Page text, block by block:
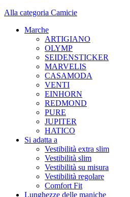
Alla categoria Camicie
Marche
ARTIGIANO
OLYMP
SEIDENSTICKER
MARVELIS
CASAMODA
VENTI
EINHORN
REDMOND
PURE
JUPITER
HATICO
Si adatta a
Vestibilità extra slim
Vestibilità slim
Vestibilità su misura
Vestibilità regolare
Comfort Fit
Lunghezze delle maniche